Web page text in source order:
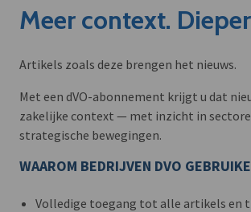
Meer context.
Artikels zoals deze brengen het nieuws.
Met een dVO-abonnement krijgt u dat
zakelijke context — met inzicht in
strategische bewegingen.
WAAROM BEDRIJVEN DVO
Volledige toegang tot alle artikels en